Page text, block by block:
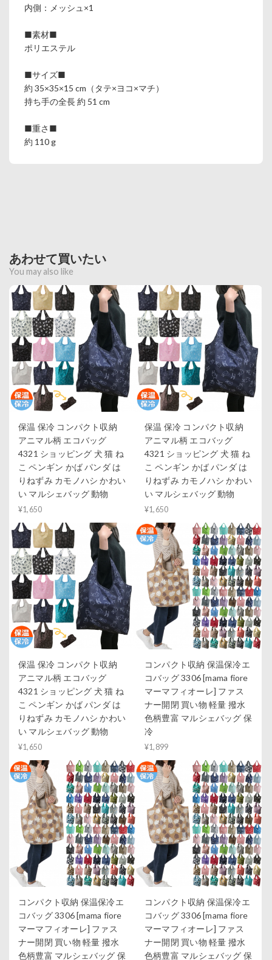
内側：メッシュ×1
■素材■
ポリエステル
■サイズ■
約 35×35×15 cm（タテ×ヨコ×マチ）
持ち手の全長 約 51 cm
■重さ■
約 110 g
あわせて買いたい
You may also like
保温 保冷 コンパクト収納
アニマル柄 エコバッグ
4321 ショッピング 犬 猫 ね
こ ペンギン かば パンダ は
りねずみ カモノハシ かわい
い マルシェバッグ 動物
¥1,650
保温 保冷 コンパクト収納
アニマル柄 エコバッグ
4321 ショッピング 犬 猫 ね
こ ペンギン かば パンダ は
りねずみ カモノハシ かわい
い マルシェバッグ 動物
¥1,650
保温 保冷 コンパクト収納
アニマル柄 エコバッグ
4321 ショッピング 犬 猫 ね
こ ペンギン かば パンダ は
りねずみ カモノハシ かわい
い マルシェバッグ 動物
¥1,650
コンパクト収納 保温保冷エ
コバッグ 3306 [mama fiore
マーマフィオーレ] ファス
ナー開閉 買い物 軽量 撥水
色柄豊富 マルシェバッグ 保
冷
¥1,899
コンパクト収納 保温保冷エ
コバッグ 3306 [mama fiore
マーマフィオーレ] ファス
ナー開閉 買い物 軽量 撥水
色柄豊富 マルシェバッグ 保
コンパクト収納 保温保冷エ
コバッグ 3306 [mama fiore
マーマフィオーレ] ファス
ナー開閉 買い物 軽量 撥水
色柄豊富 マルシェバッグ 保